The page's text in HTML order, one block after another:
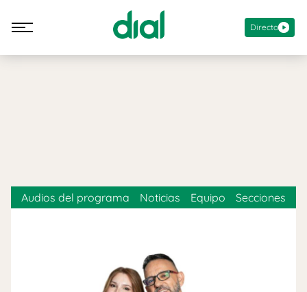
Directo
Audios del programa Noticias Equipo Secciones